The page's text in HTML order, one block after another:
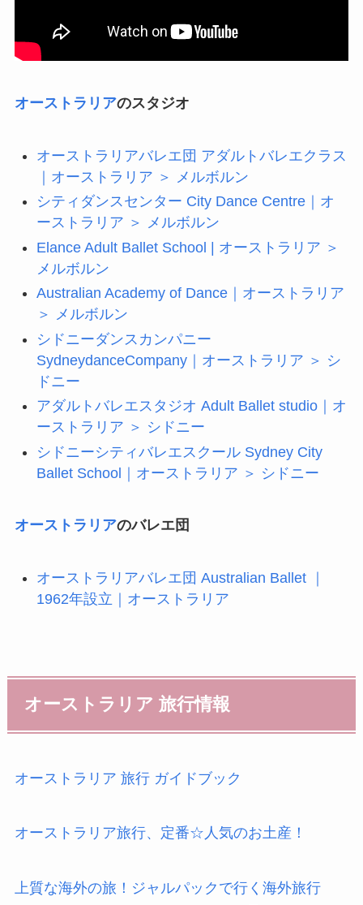
オーストラリアのスタジオ
オーストラリアバレエ団 アダルトバレエクラス
｜オーストラリア ＞ メルボルン
シティダンスセンター City Dance Centre｜オ
ーストラリア ＞ メルボルン
Elance Adult Ballet School | オーストラリア ＞
メルボルン
Australian Academy of Dance｜オーストラリア
＞ メルボルン
シドニーダンスカンパニー
SydneydanceCompany｜オーストラリア ＞ シ
ドニー
アダルトバレエスタジオ Adult Ballet studio｜オ
ーストラリア ＞ シドニー
シドニーシティバレエスクール Sydney City
Ballet School｜オーストラリア ＞ シドニー
オーストラリアのバレエ団
オーストラリアバレエ団 Australian Ballet ｜
1962年設立｜オーストラリア
オーストラリア 旅行情報
オーストラリア 旅行 ガイドブック
オーストラリア旅行、定番☆人気のお土産！
上質な海外の旅！ジャルパックで行く海外旅行